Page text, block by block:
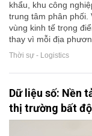
khẩu, khu công
trung tâm phân phối.
vùng kinh tế trọng
thay vì mỗi địa
Thời sự - Logistics
Dữ liệu số: Nền
thị trường bất